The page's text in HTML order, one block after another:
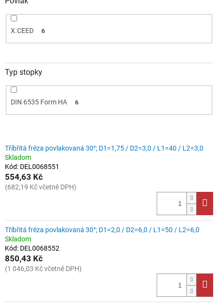
X.CEED 6
Typ stopky
DIN 6535 Form HA 6
V
ý
p
i
s
o
d
u
k
t
ů
Tříbřitá fréza povlakovaná 30°; D1=1,75 / D2=3,0 / L1=40 / L2=3,0
Skladom
Kód: DEL0068551
554,63 Kč
(682,19 Kč včetně DPH)
Tříbřitá fréza povlakovaná 30°; D1=2,0 / D2=6,0 / L1=50 / L2=6,0
Skladom
Kód: DEL0068552
850,43 Kč
(1 046,03 Kč včetně DPH)